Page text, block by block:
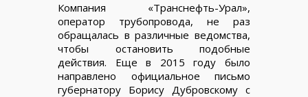
Компания «Транснефть-Урал»,
оператор трубопровода, не раз
обращалась в различные ведомства,
чтобы остановить подобные
действия. Еще в 2015 году было
направлено официальное письмо
губернатору Борису Дубровскому с